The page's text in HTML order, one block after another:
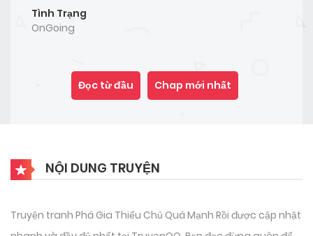
Tình Trạng
OnGoing
Đọc từ đầu Chap mới nhất
NỘI DUNG TRUYỆN
Truyện tranh Phá Gia Thiếu Chủ Quá Mạnh Rồi được cập nhật